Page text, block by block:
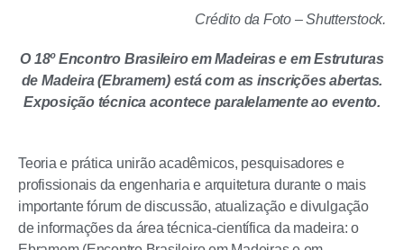
Crédito da Foto – Shutterstock.
O 18º Encontro Brasileiro em Madeiras e em Estruturas
de Madeira (Ebramem) está com as inscrições abertas.
Exposição técnica acontece paralelamente ao evento.
Teoria e prática unirão acadêmicos, pesquisadores e
profissionais da engenharia e arquitetura durante o mais
importante fórum de discussão, atualização e divulgação
de informações da área técnica-científica da madeira: o